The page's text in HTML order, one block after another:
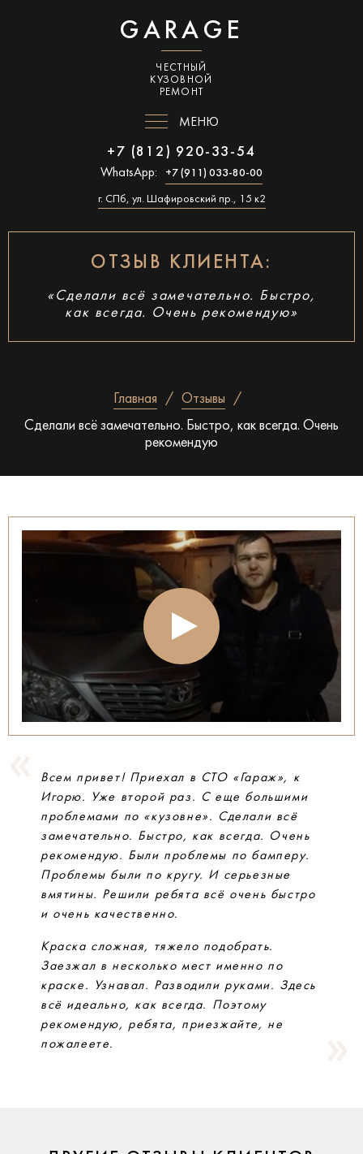
GARAGE
ЧЕСТНЫЙ
КУЗОВНОЙ
РЕМОНТ
МЕНЮ
+7 (812) 920-33-54
WhatsApp: +7 (911) 033-80-00
г. СПб, ул. Шафировский пр., 15 к2
ОТЗЫВ КЛИЕНТА:
«Сделали всё замечательно. Быстро,
как всегда. Очень рекомендую»
Главная
Отзывы
Сделали всё замечательно. Быстро, как всегда. Очень
рекомендую
Всем привет! Приехал в СТО «Гараж», к
Игорю. Уже второй раз. С еще большими
проблемами по «кузовне». Сделали всё
замечательно. Быстро, как всегда. Очень
рекомендую. Были проблемы по бамперу.
Проблемы были по кругу. И серьезные
вмятины. Решили ребята всё очень быстро
и очень качественно.
Краска сложная, тяжело подобрать.
Заезжал в несколько мест именно по
краске. Узнавал. Разводили руками. Здесь
всё идеально, как всегда. Поэтому
рекомендую, ребята, приезжайте, не
пожалеете.